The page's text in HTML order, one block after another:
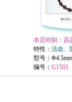
本店特制：高
特性： 活血、
型号 ：Φ4.5mm
编号： G1503